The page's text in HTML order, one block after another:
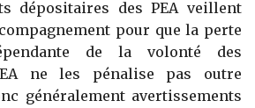
dépositaires des PEA veillent
pour que la perte
de la volonté des
ne les pénalise pas outre
généralement avertissements